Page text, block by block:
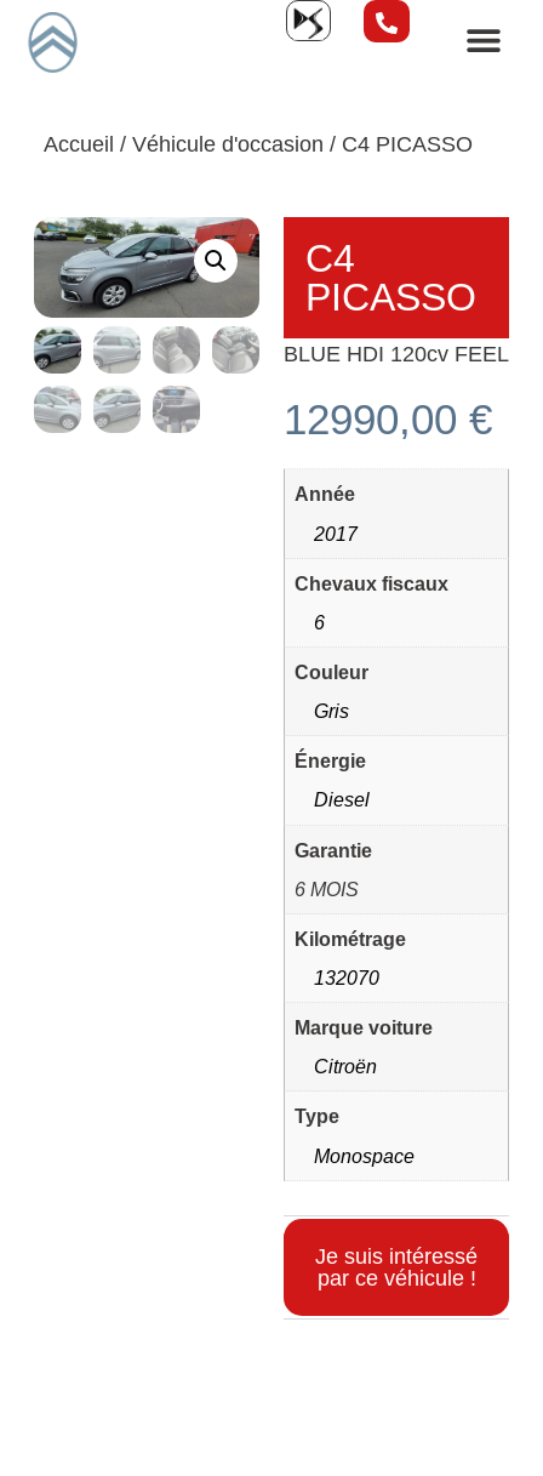
Accueil / Véhicule d'occasion / C4 PICASSO
C4
PICASSO
BLUE HDI 120cv FEEL
12990,00 €
Année
2017
Chevaux fiscaux
6
Couleur
Gris
Énergie
Diesel
Garantie
6 MOIS
Kilométrage
132070
Marque voiture
Citroën
Type
Monospace
Je suis intéressé
par ce véhicule !